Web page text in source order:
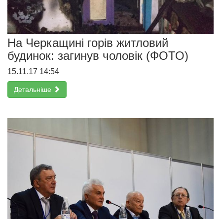
На Черкащині горів житловий
будинок: загинув чоловік (ФОТО)
15.11.17 14:54
Детальніше